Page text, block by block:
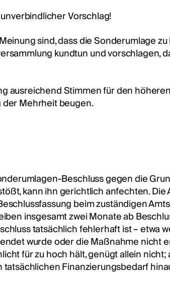
Vorschlag!
sind, dass die Sonderumlage
kundtun und vorschlagen,
ausreichend Stimmen für den
Mehrheit beugen.
Beschluss gegen die
kann ihn gerichtlich anfechten. Die
beim zuständigen
insgesamt zwei Monate ab
tatsächlich fehlerhaft ist – etwa
wurde oder die Maßnahme nicht
für zu hoch hält, genügt allein nicht;
Finanzierungsbedarf